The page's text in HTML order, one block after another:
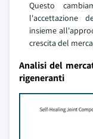
Questo
l'accettazione
insieme
crescita del
Analisi del
rigeneranti